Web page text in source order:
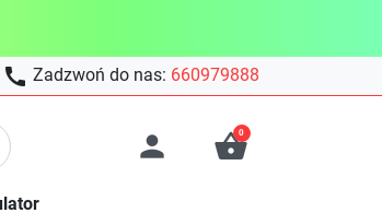
 Zadzwoń do nas: 660979888
 
0